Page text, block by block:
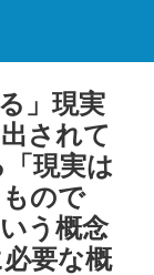
」現実
されて
現実は
ので
う概念
要な概